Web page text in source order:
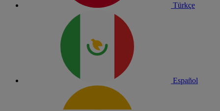
Türkçe
Español